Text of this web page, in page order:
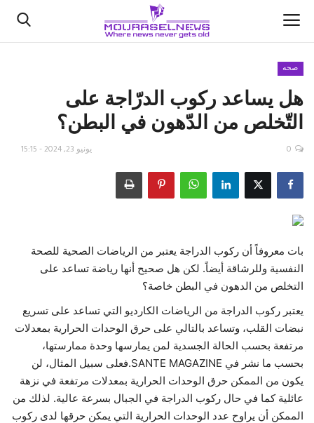
الأخبار
كتّابنا
اقتصاد
رياضة
فيديو
حياة
صحه
هل يساعد ركوب الدرّاجة على
التّخلص من الدّهون في البطن؟
يونيو 23, 2024 - 15:15 0
بات معروفاً أن ركوب الدراجة يعتبر من الرياضات الصحية للصحة
النفسية وللرشاقة أيضاً. لكن هل صحيح أنها رياضة تساعد على
التخلص من الدهون في البطن خاصة؟
يعتبر ركوب الدراجة من الرياضات الكارديو التي تساعد على تسريع
نبضات القلب، وتساعد بالتالي على حرق الوحدات الحرارية بمعدلات
مرتفعة بحسب الحالة الجسدية لمن يمارسها وحدة ممارستها،
بحسب ما نشر في SANTE MAGAZINE.فعلى سبيل المثال، لن
يكون من الممكن حرق الوحدات الحرارية بمعدلات مرتفعة في نزهة
عائلية كما في حال ركوب الدراجة في الجبال بسرعة عالية. لذلك من
الممكن أن يراوح عدد الوحدات الحرارية التي يمكن حرقها لدى ركوب